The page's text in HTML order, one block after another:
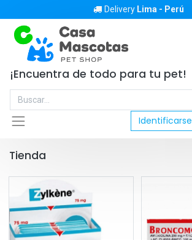
Delivery Lima - Perú
¡Encuentra de todo para tu pet!
Identificarse
Tienda